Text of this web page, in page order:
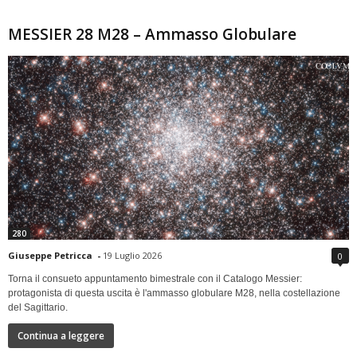
MESSIER 28 M28 – Ammasso Globulare
280
Giuseppe Petricca - 19 Luglio 2026 0
Torna il consueto appuntamento bimestrale con il Catalogo Messier:
protagonista di questa uscita è l'ammasso globulare M28, nella costellazione
del Sagittario.
Continua a leggere